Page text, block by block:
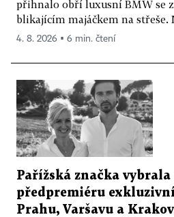
přihnalo obří luxusní BMW se
blikajícím majáčkem na střeše.
4. 8. 2026 ▪ 6 min. čtení
Pařížská značka
předpremiéru
Prahu, Varšavu a